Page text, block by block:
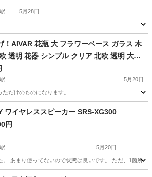
5月28日
駅
！AIVAR 花瓶 大 フラワーベース ガラス 木
透明 花器 シンプル クリア 北欧 透明 大き
テリア 室内 大きい28cm 飾り (グリーン
)
5月20日
だけのものになります。
インテリア雑貨/小物
ワイヤレススピーカー SRS-XG300
円
5月20日
。 あまり使ってないので状態は良いです。 ただ、1箇所